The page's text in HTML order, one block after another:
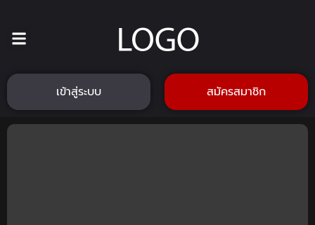
เข้าสู่ระบบ สมัครสมาชิก